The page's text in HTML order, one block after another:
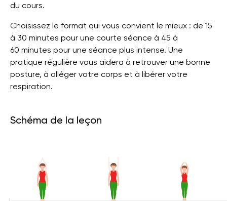
du cours.
Choisissez le format qui vous convient le mieux : de 15
à 30 minutes pour une courte séance à 45 à
60 minutes pour une séance plus intense. Une
pratique régulière vous aidera à retrouver une bonne
posture, à alléger votre corps et à libérer votre
respiration.
Schéma de la leçon